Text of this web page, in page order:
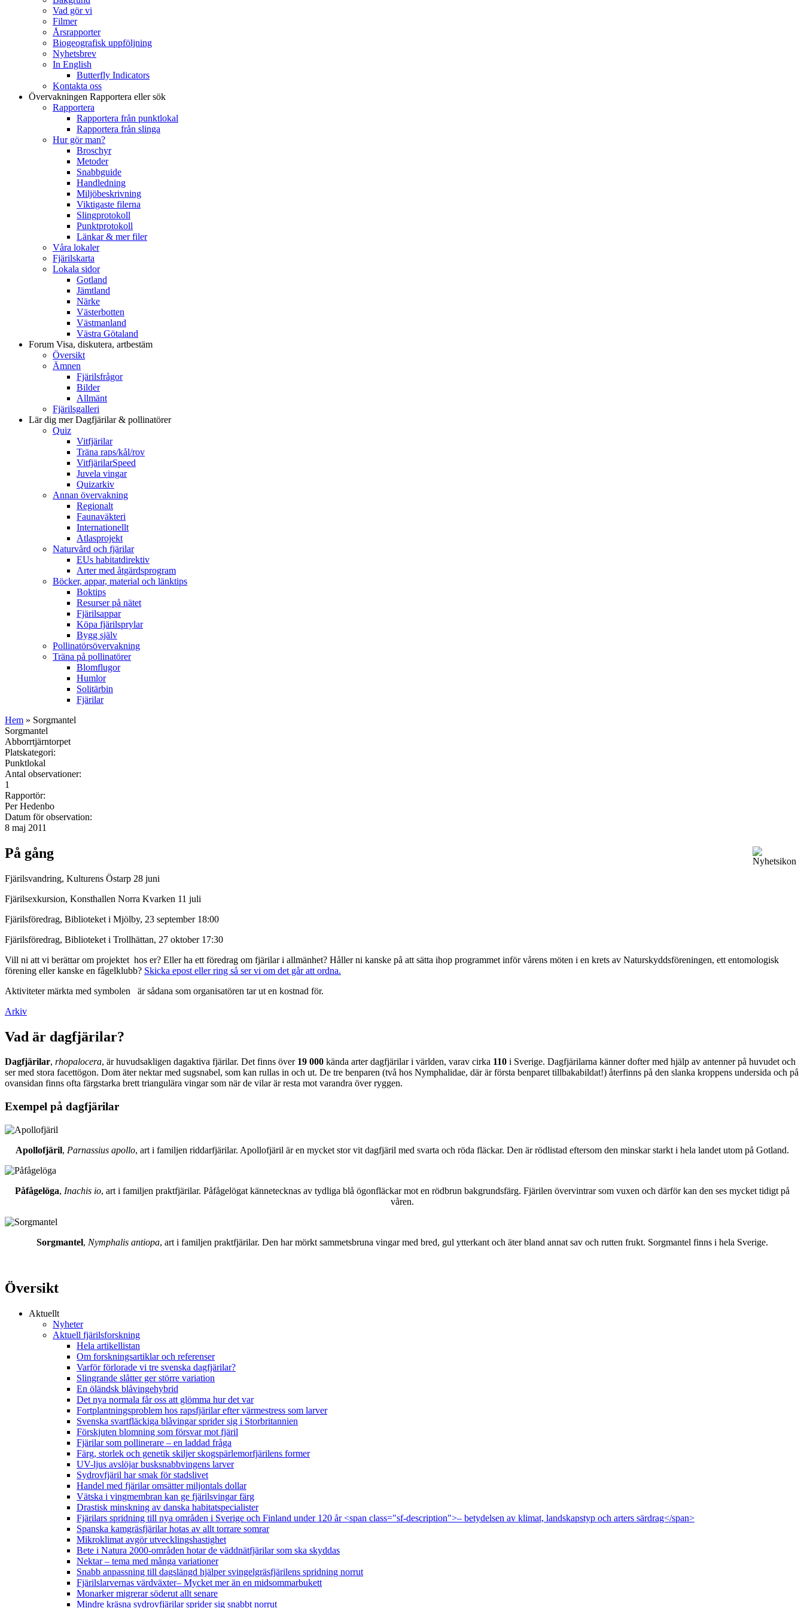
Vad gör vi
Filmer
Årsrapporter
Biogeografisk uppföljning
Nyhetsbrev
In English
Butterfly Indicators
Kontakta oss
Övervakningen Rapportera eller sök
Rapportera
Rapportera från punktlokal
Rapportera från slinga
Hur gör man?
Broschyr
Metoder
Snabbguide
Handledning
Miljöbeskrivning
Viktigaste filerna
Slingprotokoll
Punktprotokoll
Länkar & mer filer
Våra lokaler
Fjärilskarta
Lokala sidor
Gotland
Jämtland
Närke
Västerbotten
Västmanland
Västra Götaland
Forum Visa, diskutera, artbestäm
Översikt
Ämnen
Fjärilsfrågor
Bilder
Allmänt
Fjärilsgalleri
Lär dig merDagfjärilar & pollinatörer
Quiz
Vitfjärilar
Träna raps/kål/rov
VitfjärilarSpeed
Juvela vingar
Quizarkiv
Annan övervakning
Regionalt
Faunaväkteri
Internationellt
Atlasprojekt
Naturvård och fjärilar
EUs habitatdirektiv
Arter med åtgärdsprogram
Böcker, appar, material och länktips
Boktips
Resurser på nätet
Fjärilsappar
Köpa fjärilsprylar
Bygg själv
Pollinatörsövervakning
Träna på pollinatörer
Blomflugor
Humlor
Solitärbin
Fjärilar
Hem » Sorgmantel
Sorgmantel
Abborrtjärntorpet
Platskategori:
Punktlokal
Antal observationer:
1
Rapportör:
Per Hedenbo
Datum för observation:
8 maj 2011
På gång
Fjärilsvandring, Kulturens Östarp 28 juni
Fjärilsexkursion, Konsthallen Norra Kvarken 11 juli
Fjärilsföredrag, Biblioteket i Mjölby, 23 september 18:00
Fjärilsföredrag, Biblioteket i Trollhättan, 27 oktober 17:30
Vill ni att vi berättar om projektet hos er? Eller ha ett föredrag om fjärilar i allmänhet? Håller ni kanske på att sätta ihop programmet inför vårens möten i en krets av Naturskyddsföreningen, ett entomologisk
förening eller kanske en fågelklubb? Skicka epost eller ring så ser vi om det går att ordna.
Aktiviteter märkta med symbolen
är sådana som organisatören tar ut en kostnad för.
Arkiv
Vad är dagfjärilar?
Dagfjärilar, rhopalocera, är huvudsakligen dagaktiva fjärilar. Det finns över 19 000 kända arter dagfjärilar i världen, varav cirka 110 i Sverige. Dagfjärilarna känner dofter med hjälp av antenner på huvudet och
ser med stora facettögon. Dom äter nektar med sugsnabel, som kan rullas in och ut. De tre benparen (två hos Nymphalidae, där är första benparet tillbakabildat!) återfinns på den slanka kroppens undersida och på
ovansidan finns ofta färgstarka brett triangulära vingar som när de vilar är resta mot varandra över ryggen.
Exempel på dagfjärilar
Apollofjäril, Parnassius apollo, art i familjen riddarfjärilar. Apollofjäril är en mycket stor vit dagfjäril med svarta och röda fläckar. Den är rödlistad eftersom den minskar starkt i hela landet utom på Gotland.
Påfågelöga, Inachis io, art i familjen praktfjärilar. Påfågelögat kännetecknas av tydliga blå ögonfläckar mot en rödbrun bakgrundsfärg. Fjärilen övervintrar som vuxen och därför kan den ses mycket tidigt på
våren.
Sorgmantel, Nymphalis antiopa, art i familjen praktfjärilar. Den har mörkt sammetsbruna vingar med bred, gul ytterkant och äter bland annat sav och rutten frukt. Sorgmantel finns i hela Sverige.
Översikt
Aktuellt
Nyheter
Aktuell fjärilsforskning
Hela artikellistan
Om forskningsartiklar och referenser
Varför förlorade vi tre svenska dagfjärilar?
Slingrande slåtter ger större variation
En öländsk blåvingehybrid
Det nya normala får oss att glömma hur det var
Fortplantningsproblem hos rapsfjärilar efter värmestress som larver
Svenska svartfläckiga blåvingar sprider sig i Storbritannien
Förskjuten blomning som försvar mot fjäril
Fjärilar som pollinerare – en laddad fråga
Färg, storlek och genetik skiljer skogspärlemorfjärilens former
UV-ljus avslöjar busksnabbvingens larver
Sydrovfjäril har smak för stadslivet
Handel med fjärilar omsätter miljontals dollar
Vätska i vingmembran kan ge fjärilsvingar färg
Drastisk minskning av danska habitatspecialister
Fjärilars spridning till nya områden i Sverige och Finland under 120 år <span class="sf-description">– betydelsen av klimat, landskapstyp och arters särdrag</span>
Spanska kamgräsfjärilar hotas av allt torrare somrar
Mikroklimat avgör utvecklingshastighet
Bete i Natura 2000-områden hotar de väddnätfjärilar som ska skyddas
Nektar – tema med många variationer
Snabb anpassning till dagslängd hjälper svingelgräsfjärilens spridning norrut
Fjärilslarvernas värdväxter– Mycket mer än en midsommarbukett
Monarker migrerar söderut allt senare
Mindre kräsna sydrovfjärilar sprider sig snabbt norrut